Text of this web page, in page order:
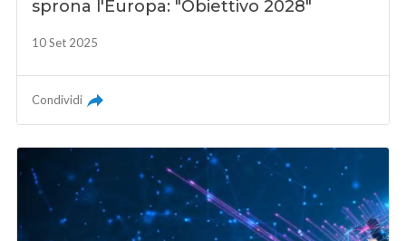
sprona l'Europa: "Obiettivo 2028"
10 Set 2025
Condividi